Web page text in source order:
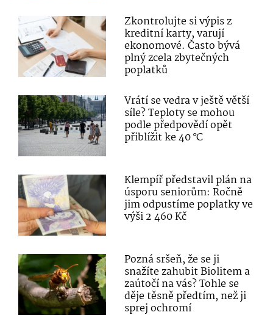
Zkontrolujte si výpis z
kreditní karty, varují
ekonomové. Často bývá
plný zcela zbytečných
poplatků
Vrátí se vedra v ještě větší
síle? Teploty se mohou
podle předpovědí opět
přiblížit ke 40 °C
Klempíř představil plán na
úsporu seniorům: Ročně
jim odpustíme poplatky ve
výši 2 460 Kč
Pozná sršeň, že se ji
snažíte zahubit Biolitem a
zaútočí na vás? Tohle se
děje těsně předtím, než ji
sprej ochromí